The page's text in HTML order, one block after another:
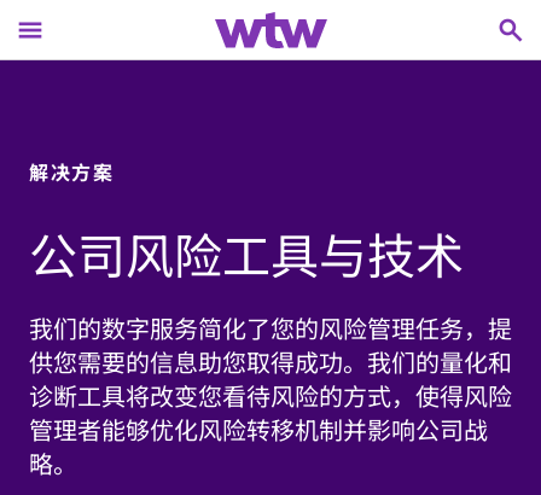
menu search
解决方案
公司风险工具与技术
我们的数字服务简化了您的风险管理任务，提
供您需要的信息助您取得成功。我们的量化和
诊断工具将改变您看待风险的方式，使得风险
管理者能够优化风险转移机制并影响公司战
略。